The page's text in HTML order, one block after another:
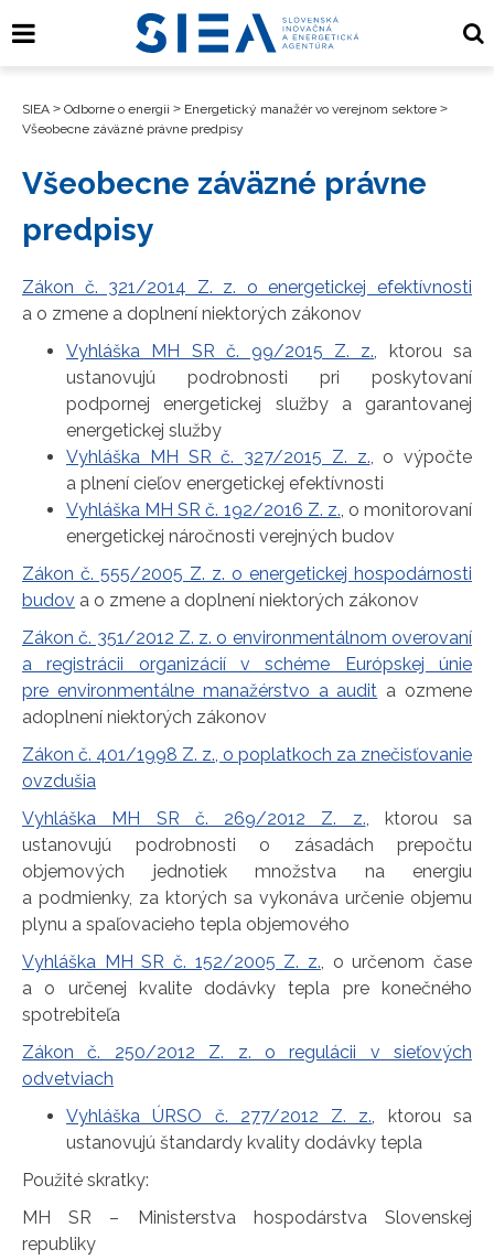
SIEA > Odborne o energii > Energetický manažér vo verejnom sektore >
Všeobecne záväzné právne predpisy
Všeobecne záväzné právne
predpisy
Zákon č. 321/2014 Z. z. o energetickej efektívnosti
a o zmene a doplnení niektorých zákonov
Vyhláška MH SR č. 99/2015 Z. z. , ktorou sa
ustanovujú podrobnosti pri poskytovaní
podpornej energetickej služby a garantovanej
energetickej služby
Vyhláška MH SR č. 327/2015 Z. z. , o výpočte
a plnení cieľov energetickej efektívnosti
Vyhláška MH SR č. 192/2016 Z. z. , o monitorovaní
energetickej náročnosti verejných budov
Zákon č. 555/2005 Z. z. o energetickej hospodárnosti
budov a o zmene a doplnení niektorých zákonov
Zákon č. 351/2012 Z. z. o environmentálnom overovaní
a registrácii organizácií v schéme Európskej únie
pre environmentálne manažérstvo a audit a ozmene
adoplnení niektorých zákonov
Zákon č. 401/1998 Z. z., o poplatkoch za znečisťovanie
ovzdušia
Vyhláška MH SR č. 269/2012 Z. z. , ktorou sa
ustanovujú podrobnosti o zásadách prepočtu
objemových jednotiek množstva na energiu
a podmienky, za ktorých sa vykonáva určenie objemu
plynu a spaľovacieho tepla objemového
Vyhláška MH SR č. 152/2005 Z. z. , o určenom čase
a o určenej kvalite dodávky tepla pre konečného
spotrebiteľa
Zákon č. 250/2012 Z. z. o regulácii v sieťových
odvetviach
Vyhláška ÚRSO č. 277/2012 Z. z. , ktorou sa
ustanovujú štandardy kvality dodávky tepla
Použité skratky:
MH SR – Ministerstva hospodárstva Slovenskej
republiky